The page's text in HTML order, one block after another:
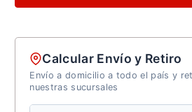
Calcular Envío y Retiro
Envío a domicilio a todo el país y
nuestras sucursales